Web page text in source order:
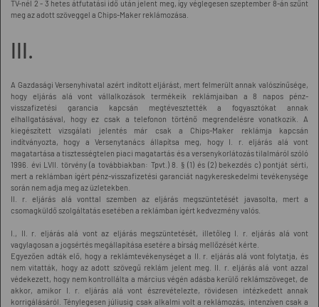
TV-nél 2 - 3 hetes átfutatási idő után jelent meg, így véglegesen szeptember 8-án szűnt
meg az adott szöveggel a Chips-Maker reklámozása.
III.
A Gazdasági Versenyhivatal azért indított eljárást, mert felmerült annak valószínűsége,
hogy eljárás alá vont vállalkozások termékeik reklámjaiban a 8 napos pénz-
visszafizetési garancia kapcsán megtévesztették a fogyasztókat annak
elhallgatásával, hogy ez csak a telefonon történő megrendelésre vonatkozik. A
kiegészített vizsgálati jelentés már csak a Chips-Maker reklámja kapcsán
indítványozta, hogy a Versenytanács állapítsa meg, hogy I. r. eljárás alá vont
magatartása a tisztességtelen piaci magatartás és a versenykorlátozás tilalmáról szóló
1996. évi LVII. törvény (a továbbiakban: Tpvt.) 8. § (1) és (2) bekezdés c) pontját sérti,
mert a reklámban ígért pénz-visszafizetési garanciát nagykereskedelmi tevékenysége
során nem adja meg az üzletekben.
II. r. eljárás alá vonttal szemben az eljárás megszüntetését javasolta, mert a
csomagküldő szolgáltatás esetében a reklámban ígért kedvezmény valós.
I., II. r. eljárás alá vont az eljárás megszüntetését, illetőleg I. r. eljárás alá vont
vagylagosan a jogsértés megállapítása esetére a bírság mellőzését kérte.
Egyezően adták elő, hogy a reklámtevékenységet a II. r. eljárás alá vont folytatja, és
nem vitatták, hogy az adott szövegű reklám jelent meg. II. r. eljárás alá vont azzal
védekezett, hogy nem kontrollálta a március végén adásba kerülő reklámszöveget, de
akkor, amikor I. r. eljárás alá vont észrevételezte, rövidesen intézkedett annak
korrigálásáról. Ténylegesen júliusig csak alkalmi volt a reklámozás, intenzíven csak a